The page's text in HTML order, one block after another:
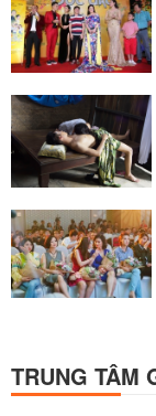
TRUNG TÂM